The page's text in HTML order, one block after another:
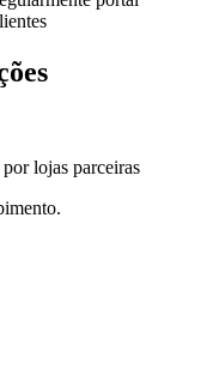
lojas parceiras